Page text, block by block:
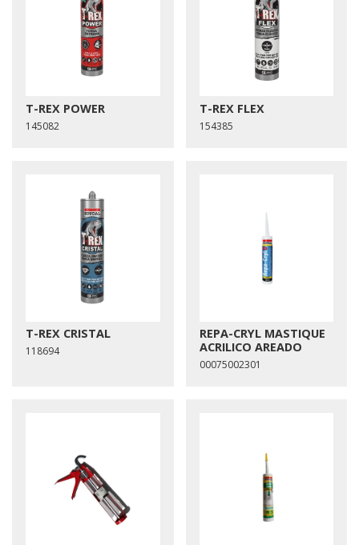
T-REX POWER
145082
T-REX FLEX
154385
T-REX CRISTAL
118694
REPA-CRYL MASTIQUE
ACRILICO AREADO
00075002301